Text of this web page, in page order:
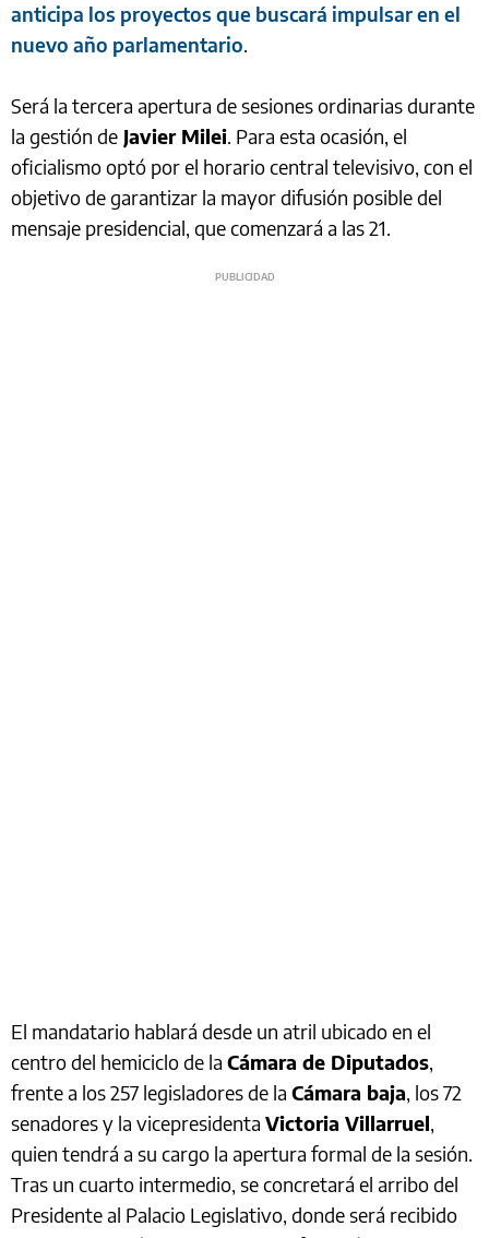
anticipa los proyectos que buscará impulsar en el
nuevo año parlamentario.
Será la tercera apertura de sesiones ordinarias durante
la gestión de Javier Milei. Para esta ocasión, el
oficialismo optó por el horario central televisivo, con el
objetivo de garantizar la mayor difusión posible del
mensaje presidencial, que comenzará a las 21.
El mandatario hablará desde un atril ubicado en el
centro del hemiciclo de la Cámara de Diputados,
frente a los 257 legisladores de la Cámara baja, los 72
senadores y la vicepresidenta Victoria Villarruel,
quien tendrá a su cargo la apertura formal de la sesión.
Tras un cuarto intermedio, se concretará el arribo del
Presidente al Palacio Legislativo, donde será recibido